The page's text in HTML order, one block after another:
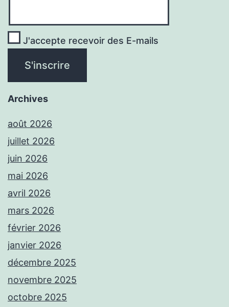
J'accepte recevoir des E-mails
Archives
août 2026
juillet 2026
juin 2026
mai 2026
avril 2026
mars 2026
février 2026
janvier 2026
décembre 2025
novembre 2025
octobre 2025